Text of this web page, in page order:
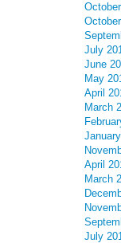
July
June
May
April
March
April
March
July